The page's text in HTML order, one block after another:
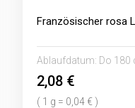
Französischer rosa
Ablaufdatum: Do 180
2,08 €
( 1 g = 0,04 € )